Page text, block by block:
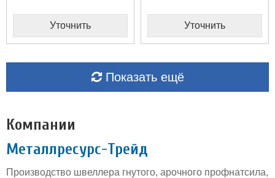
Уточнить Уточнить
Показать ещё
Компании
Металлресурс-Трейд
Производство швеллера гнутого, арочного профнатсила,